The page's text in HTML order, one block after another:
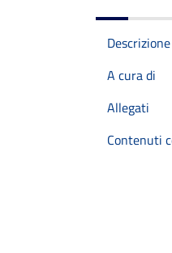
Descrizione
A cura di
Allegati
Contenuti